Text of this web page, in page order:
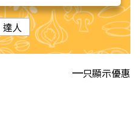
達人
只顯示優惠